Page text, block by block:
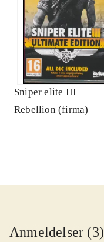
Sniper elite III
Rebellion (firma)
Anmeldelser (3)